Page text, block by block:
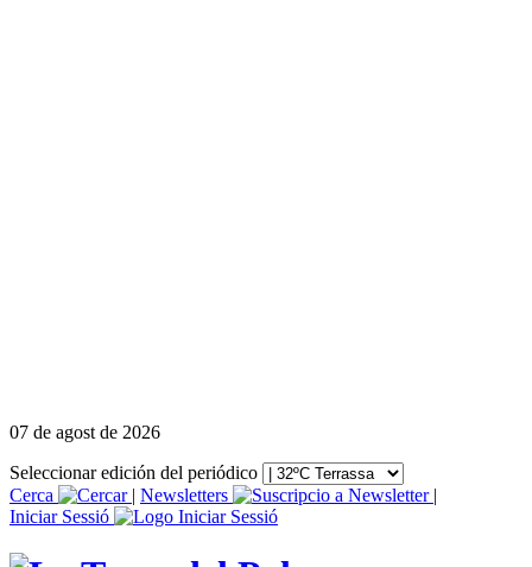
07 de agost de 2026
Seleccionar edición del periódico
Cerca
| Newsletters
|
Iniciar Sessió